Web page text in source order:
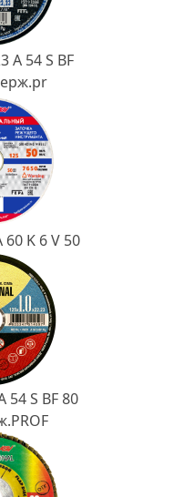
A 54 S BF
60 K 6 V 50
54 S BF 80